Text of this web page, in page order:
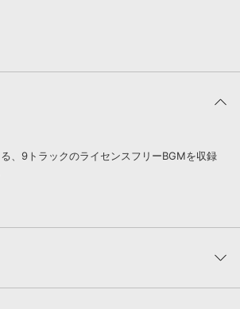
、9トラックのライセンスフリーBGMを収録